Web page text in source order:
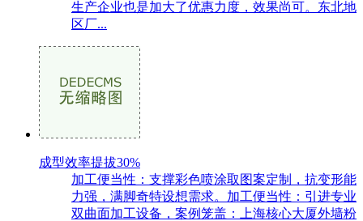
生产企业也是加大了优惠力度，效果尚可。东北地
区厂...
成型效率提拔30%
加工便当性：支撑彩色喷涂取图案定制，抗变形能
力强，满脚奇特设想需求。加工便当性：引进专业
双曲面加工设备，案例笼盖：上海核心大厦外墙粉